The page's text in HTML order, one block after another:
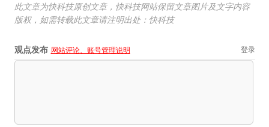
此文章为快科技原创文章，快科技网站保留文章图片及文字内容
版权，如需转载此文章请注明出处：快科技
观点发布 网站评论、账号管理说明 登录